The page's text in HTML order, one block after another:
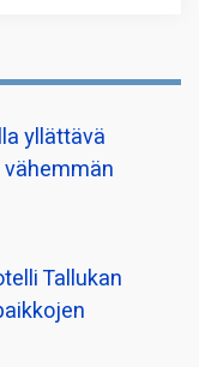
yllättävä
Tallukan